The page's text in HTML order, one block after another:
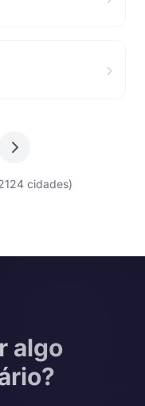
cidades)
algo